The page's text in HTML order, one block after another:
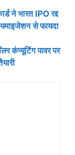
ने भारत IPO रद्द
से फायदा
पावर पर